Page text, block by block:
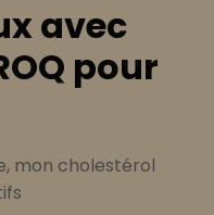
avec
pour
mon cholestérol